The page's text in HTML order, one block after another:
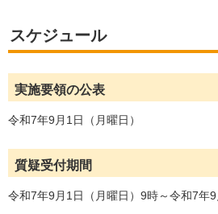
スケジュール
実施要領の公表
令和7年9月1日（月曜日）
質疑受付期間
令和7年9月1日（月曜日）9時～令和7年